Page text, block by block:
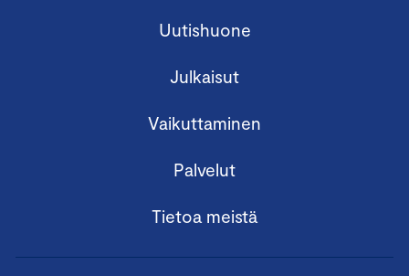
Uutishuone
Julkaisut
Vaikuttaminen
Palvelut
Tietoa meistä